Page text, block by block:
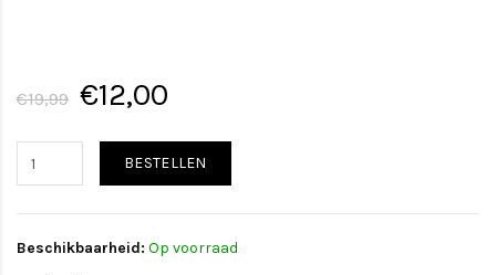
€19,99 €12,00
BESTELLEN
Beschikbaarheid: Op voorraad